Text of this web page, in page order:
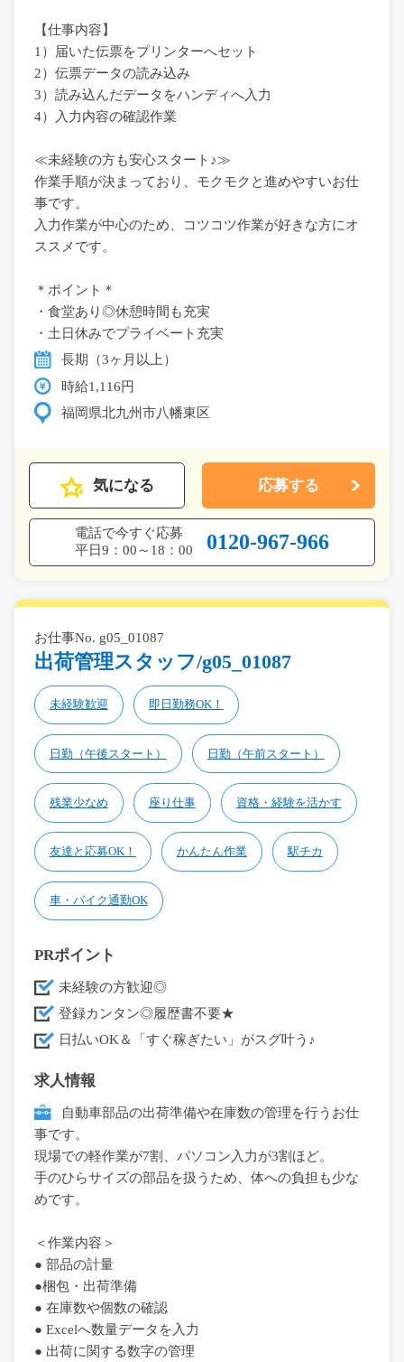
【仕事内容】
1）届いた伝票をプリンターへセット
2）伝票データの読み込み
3）読み込んだデータをハンディへ入力
4）入力内容の確認作業
≪未経験の方も安心スタート♪≫
作業手順が決まっており、モクモクと進めやすいお仕
事です。
入力作業が中心のため、コツコツ作業が好きな方にオ
ススメです。
＊ポイント＊
・食堂あり◎休憩時間も充実
・土日休みでプライベート充実
長期（3ヶ月以上）
時給1,116円
福岡県北九州市八幡東区
気になる 応募する
電話で今すぐ応募
平日9：00～18：00
0120-967-966
お仕事No. g05_01087
出荷管理スタッフ/g05_01087
未経験歓迎 即日勤務OK！
日勤（午後スタート） 日勤（午前スタート）
残業少なめ 座り仕事 資格・経験を活かす
友達と応募OK！ かんたん作業 駅チカ
車・バイク通勤OK
PRポイント
未経験の方歓迎◎
登録カンタン◎履歴書不要★
日払いOK＆「すぐ稼ぎたい」がスグ叶う♪
求人情報
自動車部品の出荷準備や在庫数の管理を行うお仕
事です。
現場での軽作業が7割、パソコン入力が3割ほど。
手のひらサイズの部品を扱うため、体への負担も少な
めです。
＜作業内容＞
● 部品の計量
●梱包・出荷準備
● 在庫数や個数の確認
● Excelへ数量データを入力
● 出荷に関する数字の管理